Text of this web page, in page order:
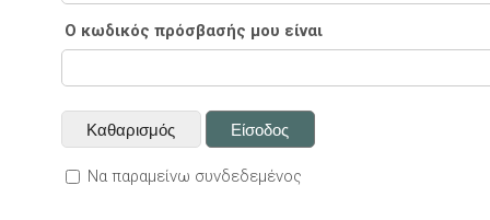
Ο κωδικός πρόσβασής μου είναι
Να παραμείνω συνδεδεμένος